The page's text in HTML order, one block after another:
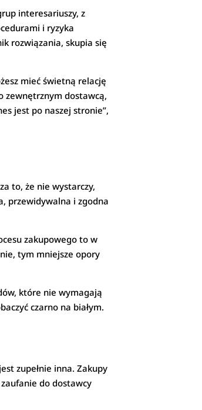
interesariuszy, z
i ryzyka
rozwiązania, skupia się
mieć świetną relację
zewnętrznym dostawcą,
jest po naszej stronie”,
to, że nie wystarczy,
przewidywalna i zgodna
zakupowego to w
tym mniejsze opory
które nie wymagają
czarno na białym.
zupełnie inna. Zakupy
do dostawcy